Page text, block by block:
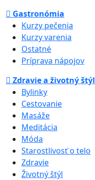
Gastronómia
Kurzy pečenia
Kurzy varenia
Ostatné
Príprava nápojov
Zdravie a životný štýl
Bylinky
Cestovanie
Masáže
Meditácia
Móda
Starostlivosť o telo
Zdravie
Životný štýl